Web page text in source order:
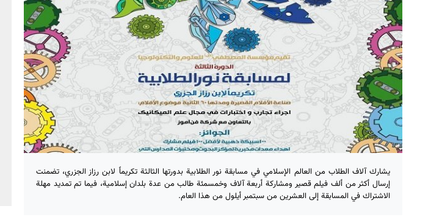
يشارك آلاف الطلاب من العالم الإسلامي في مسابقة نور الطلابية بدورتها الثالثة تكريماً لابن رزاز الجزري، تضمنت
إرسال أكثر من ألف فيلم قصير ومشاركة أربعة آلاف وخمسمئة طالب من عدة بلدان إسلامية، فيما تم تمديد مهلة
الاشتراك في المسابقة إلى العشرين من سبتمبر أيلول من هذا العام.